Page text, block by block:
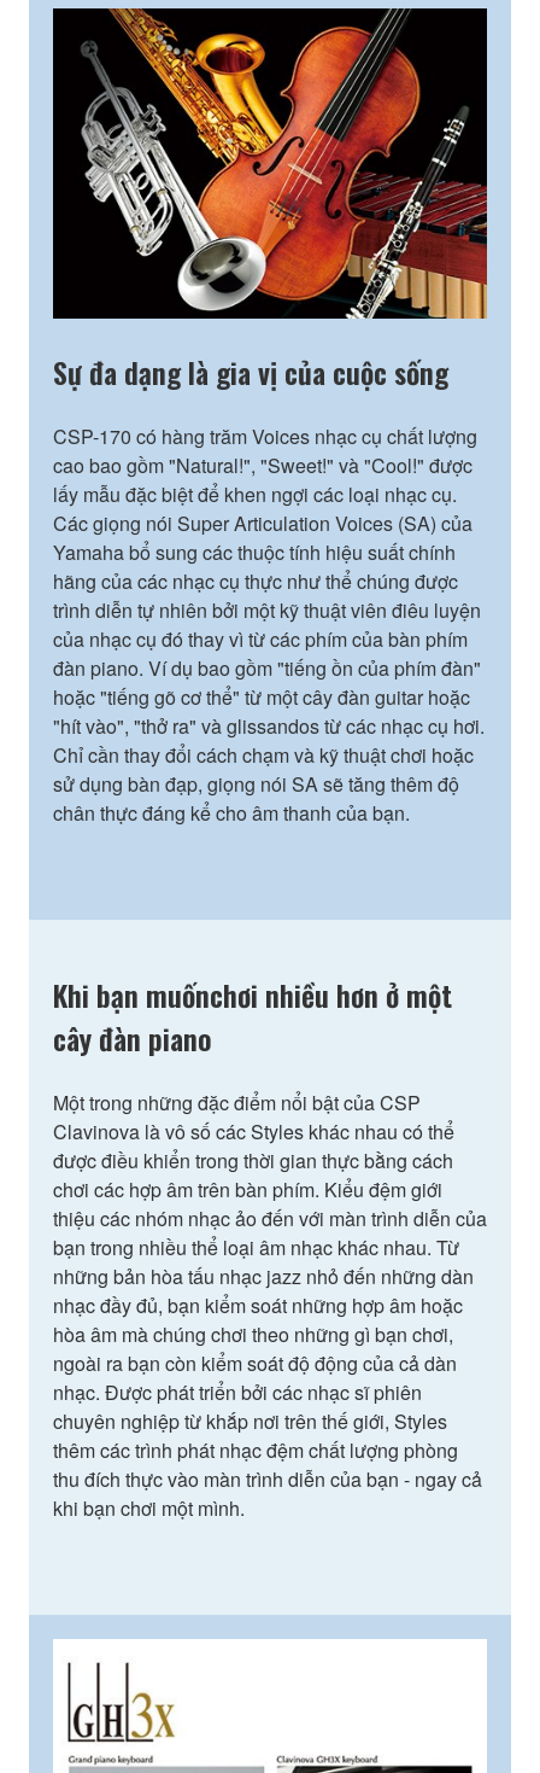
Sự đa dạng là gia vị của cuộc sống
CSP-170 có hàng trăm Voices nhạc cụ chất lượng
cao bao gồm "Natural!", "Sweet!" và "Cool!" được
lấy mẫu đặc biệt để khen ngợi các loại nhạc cụ.
Các giọng nói Super Articulation Voices (SA) của
Yamaha bổ sung các thuộc tính hiệu suất chính
hãng của các nhạc cụ thực như thể chúng được
trình diễn tự nhiên bởi một kỹ thuật viên điêu luyện
của nhạc cụ đó thay vì từ các phím của bàn phím
đàn piano. Ví dụ bao gồm "tiếng ồn của phím đàn"
hoặc "tiếng gõ cơ thể" từ một cây đàn guitar hoặc
"hít vào", "thở ra" và glissandos từ các nhạc cụ hơi.
Chỉ cần thay đổi cách chạm và kỹ thuật chơi hoặc
sử dụng bàn đạp, giọng nói SA sẽ tăng thêm độ
chân thực đáng kể cho âm thanh của bạn.
Khi bạn muốnchơi nhiều hơn ở một
cây đàn piano
Một trong những đặc điểm nổi bật của CSP
Clavinova là vô số các Styles khác nhau có thể
được điều khiển trong thời gian thực bằng cách
chơi các hợp âm trên bàn phím. Kiểu đệm giới
thiệu các nhóm nhạc ảo đến với màn trình diễn của
bạn trong nhiều thể loại âm nhạc khác nhau. Từ
những bản hòa tấu nhạc jazz nhỏ đến những dàn
nhạc đầy đủ, bạn kiểm soát những hợp âm hoặc
hòa âm mà chúng chơi theo những gì bạn chơi,
ngoài ra bạn còn kiểm soát độ động của cả dàn
nhạc. Được phát triển bởi các nhạc sĩ phiên
chuyên nghiệp từ khắp nơi trên thế giới, Styles
thêm các trình phát nhạc đệm chất lượng phòng
thu đích thực vào màn trình diễn của bạn - ngay cả
khi bạn chơi một mình.